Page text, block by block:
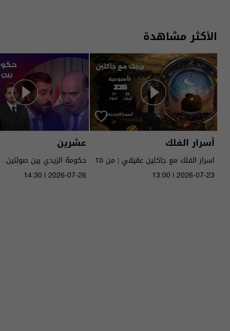
الأكثر مشاهدة
أسرار الفلك
اسرار الفلك مع جاكلين عقيقي | من ٢٥
الى ٣١ تموز ٢٠٢٦ | 2026
13:00 | 2026-07-23
عشرين
حكومة الزيدي بين
14:30 | 2026-07-26